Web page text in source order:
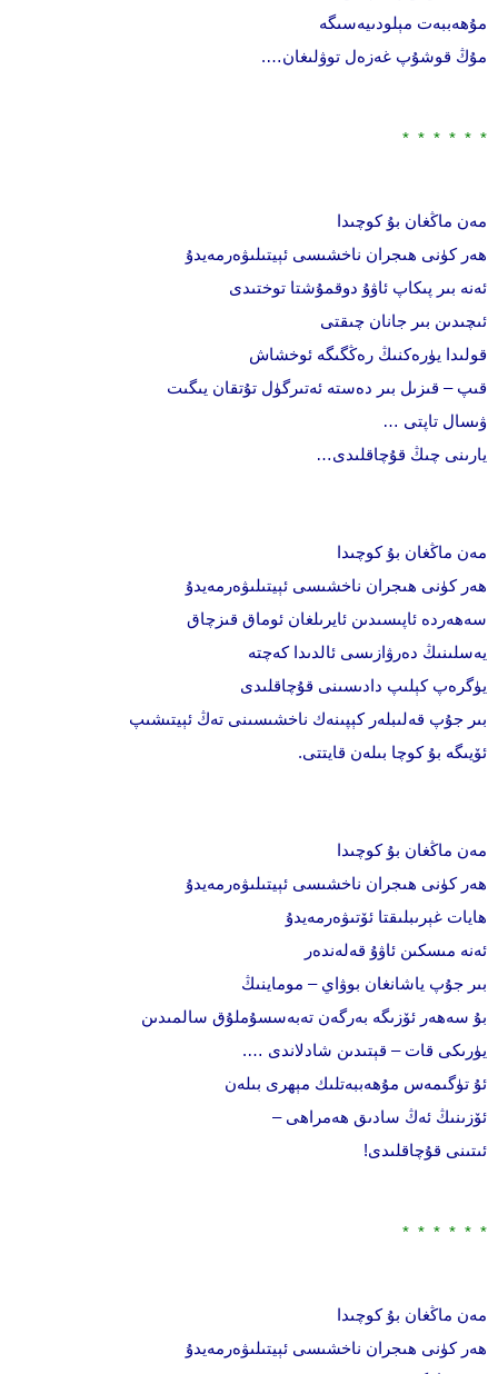
مۇھەببەت مېلودىيەسىگە
مۇڭ قوشۇپ غەزەل توۋلىغان….
* * * * * *
مەن ماڭغان بۇ كوچىدا
ھەر كۈنى ھىجران ناخشىسى ئېيتىلىۋەرمەيدۇ
ئەنە بىر پىكاپ ئاۋۇ دوقمۇشتا توختىدى
ئىچىدىن بىر جانان چىقتى
قولىدا يۈرەكنىڭ رەڭگىگە ئوخشاش
قىپ – قىزىل بىر دەستە ئەتىرگۈل تۇتقان يىگىت
ۋىسال تاپتى …
يارىنى چىڭ قۇچاقلىدى…
مەن ماڭغان بۇ كوچىدا
ھەر كۈنى ھىجران ناخشىسى ئېيتىلىۋەرمەيدۇ
سەھەردە ئاپىسىدىن ئايرىلغان ئوماق قىزچاق
يەسلىنىڭ دەرۋازىسى ئالدىدا كەچتە
يۈگرەپ كېلىپ دادىسىنى قۇچاقلىدى
بىر جۇپ قەلىبلەر كېپىنەك ناخشىسىنى تەڭ ئېيتىشىپ
ئۆيىگە بۇ كوچا بىلەن قايتتى.
مەن ماڭغان بۇ كوچىدا
ھەر كۈنى ھىجران ناخشىسى ئېيتىلىۋەرمەيدۇ
ھايات غېرىبلىقتا ئۆتىۋەرمەيدۇ
ئەنە مىسكىن ئاۋۇ قەلەندەر
بىر جۇپ ياشانغان بوۋاي – موماينىڭ
بۇ سەھەر ئۆزىگە بەرگەن تەبەسسۇملۇق سالمىدىن
يۈرىكى قات – قېتىدىن شادلاندى ….
ئۇ تۈگىمەس مۇھەببەتلىك مېھرى بىلەن
ئۆزىنىڭ ئەڭ سادىق ھەمراھى –
ئىتىنى قۇچاقلىدى!
* * * * * *
مەن ماڭغان بۇ كوچىدا
ھەر كۈنى ھىجران ناخشىسى ئېيتىلىۋەرمەيدۇ